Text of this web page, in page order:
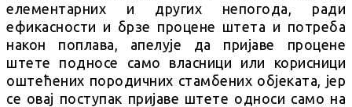
елементарних и других непогода, ради
ефикасности и брзе процене штета и потреба
након поплава, апелује да пријаве процене
штете подносе само власници или корисници
оштећених породичних стамбених објеката, јер
се овај поступак пријаве штете односи само на